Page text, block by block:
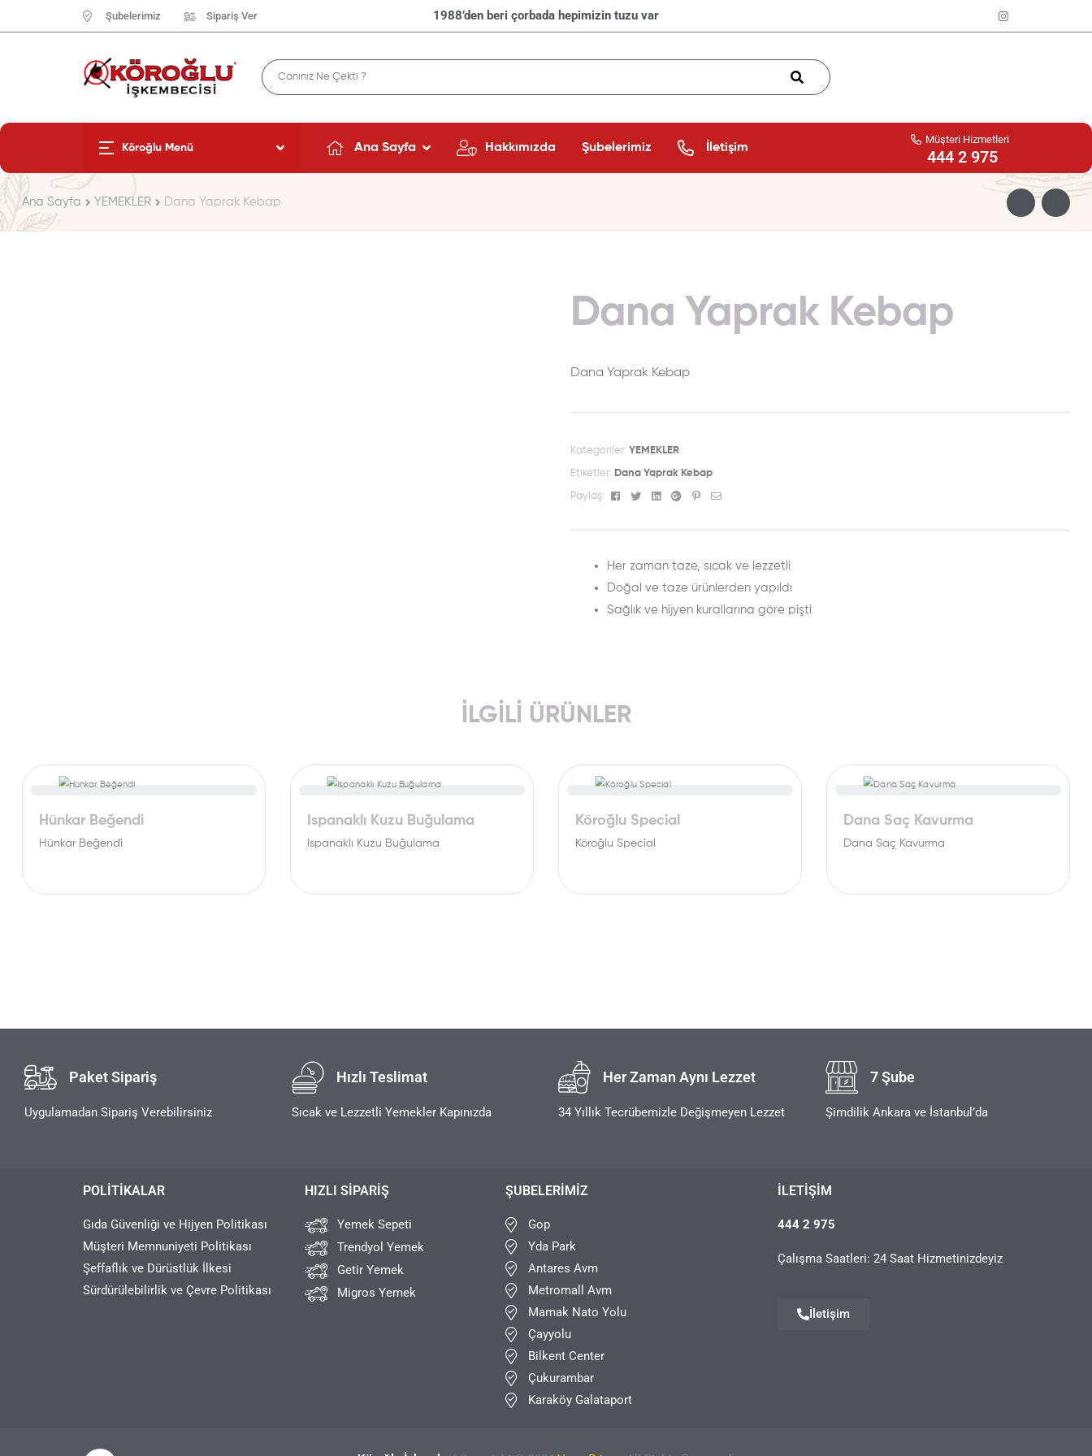
Şubelerimiz Sipariş Ver 1988’den beri çorbada hepimizin tuzu var
Köroğlu Menü Ana Sayfa Hakkımızda Şubelerimiz İletişim
Müşteri Hizmetleri
444 2 975
Ana Sayfa YEMEKLER Dana Yaprak Kebap
Dana Yaprak Kebap
Dana Yaprak Kebap
Kategoriler: YEMEKLER
Etiketler: Dana Yaprak Kebap
Paylaş: Facebook
TwitterLinkedinGoogle+Pinterest
Email
Her zaman taze, sıcak ve lezzetli
Doğal ve taze ürünlerden yapıldı
Sağlık ve hijyen kurallarına göre pişti
İLGILI ÜRÜNLER
Hünkar Beğendi
Hünkar Beğendi
Ispanaklı Kuzu Buğulama
Ispanaklı Kuzu Buğulama
Köroğlu Special
Köroğlu Special
Dana Saç Kavurma
Dana Saç Kavurma
Paket Sipariş
Uygulamadan Sipariş Verebilirsiniz
Hızlı Teslimat
Sıcak ve Lezzetli Yemekler Kapınızda
Her Zaman Aynı Lezzet
34 Yıllık Tecrübemizle Değişmeyen Lezzet
7 Şube
Şimdilik Ankara ve İstanbul’da
POLITIKALAR
Gıda Güvenliği ve Hijyen Politikası
Müşteri Memnuniyeti Politikası
Şeffaflık ve Dürüstlük İlkesi
Sürdürülebilirlik ve Çevre Politikası
HIZLI SIPARIŞ
Yemek Sepeti
Trendyol Yemek
Getir Yemek
Migros Yemek
ŞUBELERIMIZ
Gop
Yda Park
Antares Avm
Metromall Avm
Mamak Nato Yolu
Çayyolu
Bilkent Center
Çukurambar
Karaköy Galataport
İLETIŞIM
444 2 975
Çalışma Saatleri: 24 Saat Hizmetinizdeyiz
İletişim